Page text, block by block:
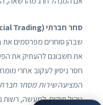
סחר חברתי (Social Trading)
שבהן סוחרים מפרסמים את
את חשבונם להעתיק את
חסר ניסיון לעקוב אחרי
המציעהשירות מסחר
ניהול תיקים. למעשה, רשות